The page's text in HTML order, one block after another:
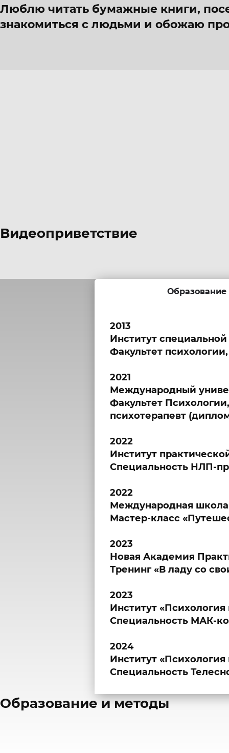
Люблю читать бумажные книги,
знакомиться с людьми и обожаю
Видеоприветствие
Образование
2013
Институт
Факультет
2021
Международный
Факультет
психотерапевт
2022
Институт
Специальность НЛП-
2022
Международная
Мастер-класс
2023
Новая Академия
Тренинг «В ладу со
2023
Институт
Специальность МАК-
2024
Институт
Специальность
​Образование и методы